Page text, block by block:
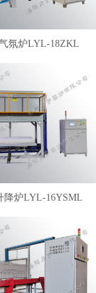
氛炉LYL-18ZKL
降炉LYL-16YSML